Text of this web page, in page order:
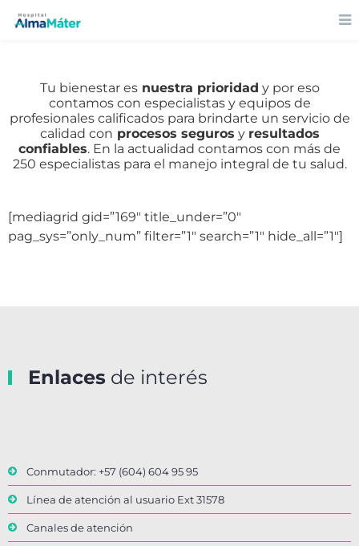
Tu bienestar esnuestra prioridad y por eso
contamos con especialistas y equipos de
profesionales calificados para brindarte un servicio de
calidad con procesos seguros y resultados
confiables. En la actualidad contamos con más de
250 especialistas para el manejo integral de tu salud.
[mediagrid gid=”169″ title_under=”0″
pag_sys=”only_num” filter=”1″ search=”1″ hide_all=”1″]
Enlaces de interés
Conmutador: +57 (604) 604 95 95
Línea de atención al usuario Ext 31578
Canales de atención